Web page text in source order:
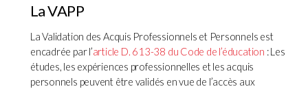
La VAPP
La Validation des Acquis Professionnels et Personnels est
encadrée par l’article D. 613-38 du Code de l’éducation : Les
études, les expériences professionnelles et les acquis
personnels peuvent être validés en vue de l’accès aux